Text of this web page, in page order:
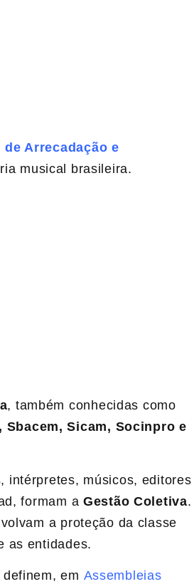
Arrecadação e
musical brasileira.
, também conhecidas como
Sbacem, Sicam, Socinpro e
intérpretes, músicos, editores
formam a Gestão Coletiva.
a proteção da classe
as entidades.
em Assembleias